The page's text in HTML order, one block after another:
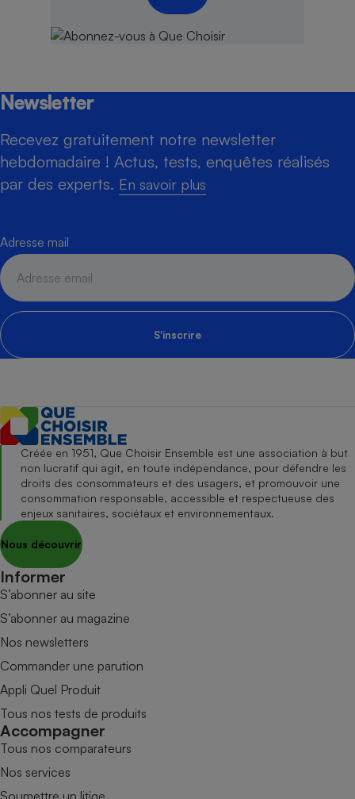
Newsletter
Recevez gratuitement notre newsletter
hebdomadaire ! Actus, tests, enquêtes réalisés
par des experts. En savoir plus
Adresse mail
S'inscrire
Créée en 1951, Que Choisir Ensemble est une association à but
non lucratif qui agit, en toute indépendance, pour défendre les
droits des consommateurs et des usagers, et promouvoir une
consommation responsable, accessible et respectueuse des
enjeux sanitaires, sociétaux et environnementaux.
Nous découvrir
Informer
S’abonner au site
S’abonner au magazine
Nos newsletters
Commander une parution
Appli Quel Produit
Tous nos tests de produits
Accompagner
Tous nos comparateurs
Nos services